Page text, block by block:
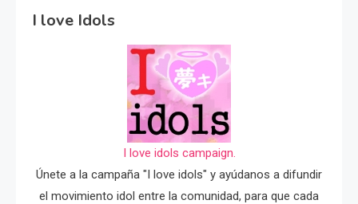
I love Idols
I love idols campaign.
Únete a la campaña "I love idols" y ayúdanos a difundir
el movimiento idol entre la comunidad, para que cada